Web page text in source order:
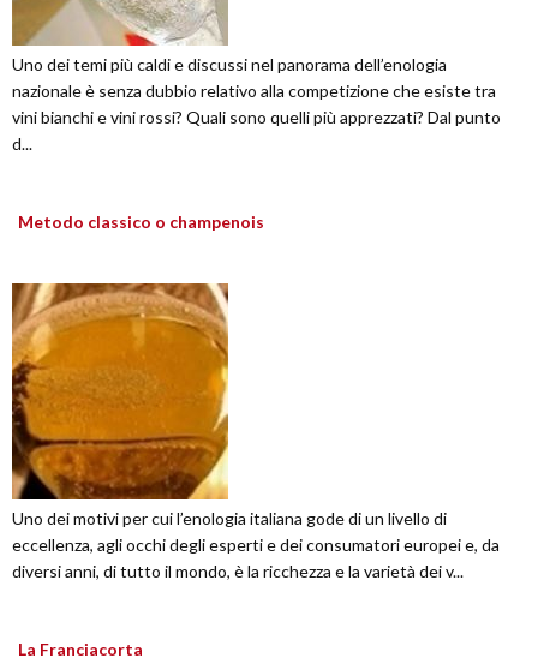
Uno dei temi più caldi e discussi nel panorama dell’enologia
nazionale è senza dubbio relativo alla competizione che esiste tra
vini bianchi e vini rossi? Quali sono quelli più apprezzati? Dal punto
d...
Metodo classico o champenois
Uno dei motivi per cui l’enologia italiana gode di un livello di
eccellenza, agli occhi degli esperti e dei consumatori europei e, da
diversi anni, di tutto il mondo, è la ricchezza e la varietà dei v...
La Franciacorta